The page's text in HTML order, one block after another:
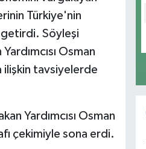
Türkiye'nin
getirdi. Söyleşi
Osman
ilişkin tavsiyelerde
Yardımcısı Osman
çekimiyle sona erdi.